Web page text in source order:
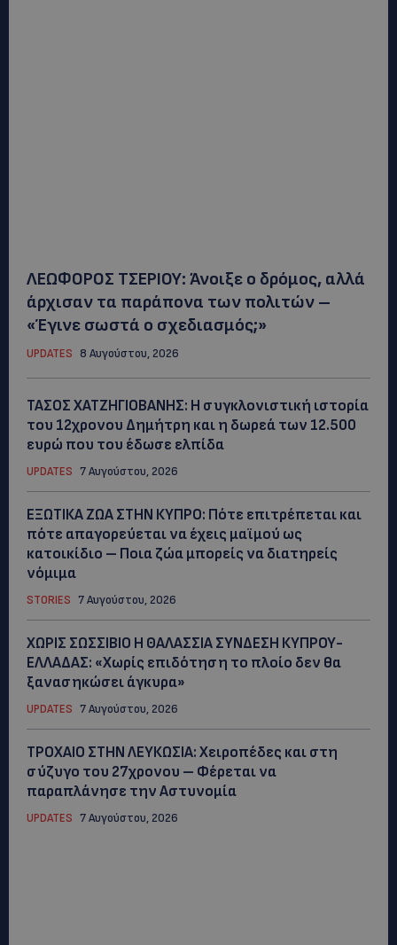
ΛΕΩΦΟΡΟΣ ΤΣΕΡΙΟΥ: Άνοιξε ο δρόμος, αλλά
άρχισαν τα παράπονα των πολιτών –
«Έγινε σωστά ο σχεδιασμός;»
UPDATES 8 Αυγούστου, 2026
ΤΑΣΟΣ ΧΑΤΖΗΓΙΟΒΑΝΗΣ: Η συγκλονιστική ιστορία
του 12χρονου Δημήτρη και η δωρεά των 12.500
ευρώ που του έδωσε ελπίδα
UPDATES 7 Αυγούστου, 2026
ΕΞΩΤΙΚΑ ΖΩΑ ΣΤΗΝ ΚΥΠΡΟ: Πότε επιτρέπεται και
πότε απαγορεύεται να έχεις μαϊμού ως
κατοικίδιο – Ποια ζώα μπορείς να διατηρείς
νόμιμα
STORIES 7 Αυγούστου, 2026
ΧΩΡΙΣ ΣΩΣΣΙΒΙΟ Η ΘΑΛΑΣΣΙΑ ΣΥΝΔΕΣΗ ΚΥΠΡΟΥ-
ΕΛΛΑΔΑΣ: «Χωρίς επιδότηση το πλοίο δεν θα
ξανασηκώσει άγκυρα»
UPDATES 7 Αυγούστου, 2026
ΤΡΟΧΑΙΟ ΣΤΗΝ ΛΕΥΚΩΣΙΑ: Χειροπέδες και στη
σύζυγο του 27χρονου – Φέρεται να
παραπλάνησε την Αστυνομία
UPDATES 7 Αυγούστου, 2026